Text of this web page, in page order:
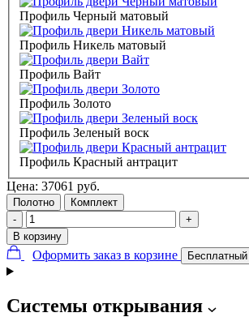
Профиль Черный матовый
Профиль Никель матовый
Профиль Вайт
Профиль Золото
Профиль Зеленый воск
Профиль Красный антрацит
Цена: 37061 руб.
Полотно
Комплект
-
+
В корзину
Оформить заказ в корзине
Системы открывания